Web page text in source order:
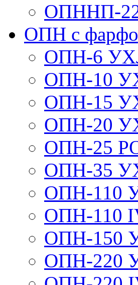
ОПННП-
ОПН с
ОПН-6
ОПН-10
ОПН-15
ОПН-20
ОПН-25
ОПН-35
ОПН-110
ОПН-110
ОПН-150
ОПН-220